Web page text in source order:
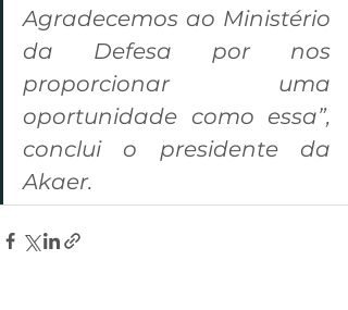
Agradecemos ao Ministério
da Defesa por nos
proporcionar uma
oportunidade como essa”,
conclui o presidente da
Akaer.